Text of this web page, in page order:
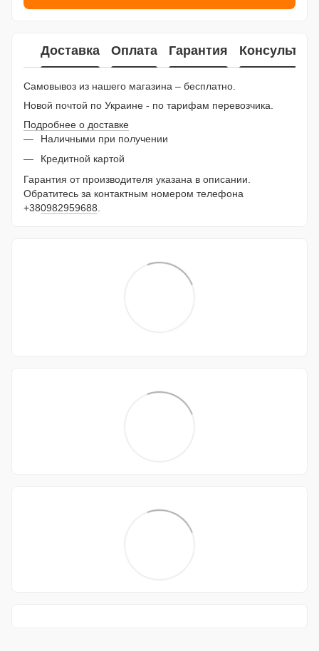
Доставка Оплата Гарантия
Самовывоз из нашего магазина – бесплатно.
Новой почтой по Украине - по тарифам перевозчика.
Подробнее о доставке
Наличными при получении
Кредитной картой
Гарантия от производителя указана в описании.
Обратитесь за контактным номером телефона
+380982959688